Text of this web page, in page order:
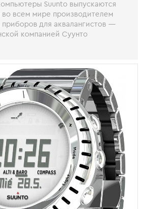
Suunto выпускаются
во всем мире производителем
приборов для аквалангистов —
компанией Суунто